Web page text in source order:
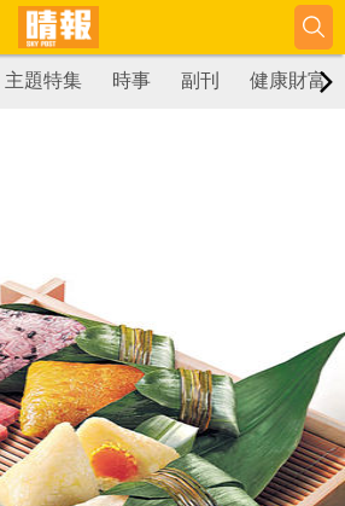
主題特集 時事 副刊 健康財富